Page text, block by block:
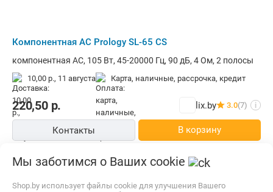
Компонентная АС Prology SL-65 CS
компонентная АС, 105 Вт, 45-20000 Гц, 90 дБ, 4 Ом, 2 полосы
10,00 р., 11 августа карта, наличные, рассрочка, кредит
220,50р. lix.by 3.0(7) i
Контакты В корзину
Быстрый заказ
Мы заботимся о Ваших cookie
Shop.by использует файлы cookie для улучшения Вашего